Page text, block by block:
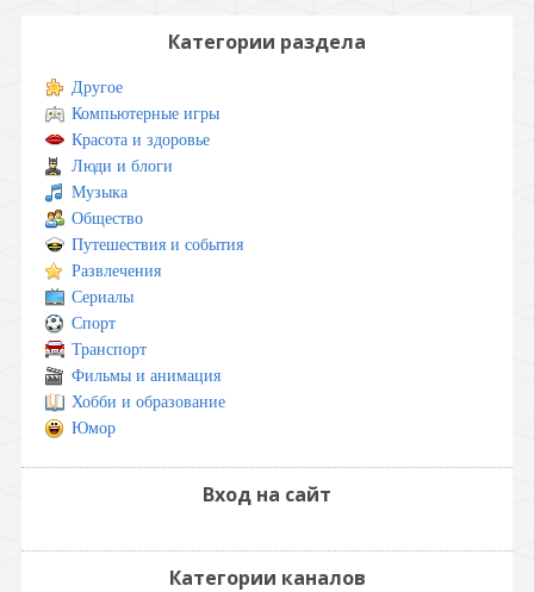
Категории раздела
Другое
Компьютерные игры
Красота и здоровье
Люди и блоги
Музыка
Общество
Путешествия и события
Развлечения
Сериалы
Спорт
Транспорт
Фильмы и анимация
Хобби и образование
Юмор
Вход на сайт
Категории каналов